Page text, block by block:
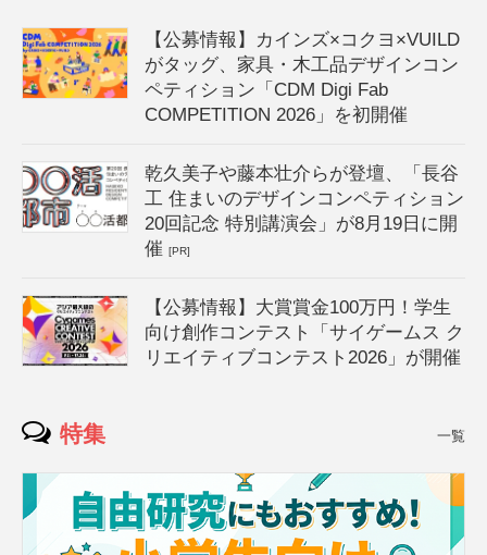
【公募情報】カインズ×コクヨ×VUILD
がタッグ、家具・木工品デザインコン
ペティション「CDM Digi Fab
COMPETITION 2026」を初開催
乾久美子や藤本壮介らが登壇、「長谷
工 住まいのデザインコンペティション
20回記念 特別講演会」が8月19日に開
催[PR]
【公募情報】大賞賞金100万円！学生
向け創作コンテスト「サイゲームス ク
リエイティブコンテスト2026」が開催
特集 一覧